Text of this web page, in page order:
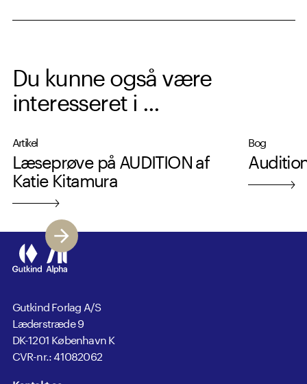
Du kunne også være
interesseret i ...
Artikel
Læseprøve på AUDITION af
Katie Kitamura
Bog
Gutkind Forlag A/S
Læderstræde 9
DK-1201 København K
CVR-nr.: 41082062